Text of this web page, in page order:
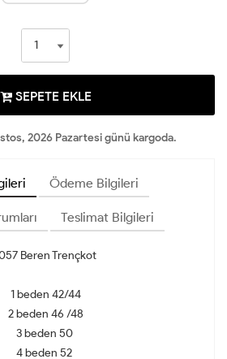
SEPETE EKLE
2026 Pazartesi günü kargoda.
Ödeme Bilgileri
Teslimat Bilgileri
Beren Trençkot
1 beden 42/44
2 beden 46 /48
3 beden 50
4 beden 52